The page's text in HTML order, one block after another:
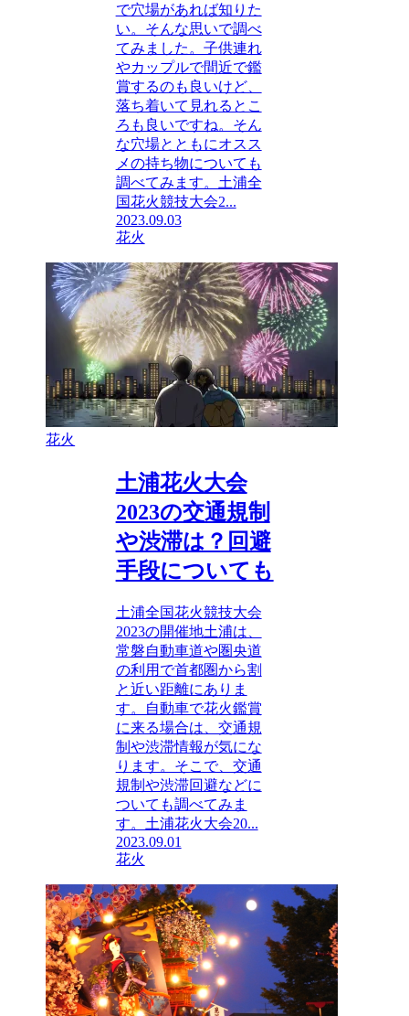
で穴場があれば知りた
い。そんな思いで調べ
てみました。子供連れ
やカップルで間近で鑑
賞するのも良いけど、
落ち着いて見れるとこ
ろも良いですね。そん
な穴場とともにオスス
メの持ち物についても
調べてみます。土浦全
国花火競技大会2...
2023.09.03
花火
花火
土浦花火大会
2023の交通規制
や渋滞は？回避
手段についても
土浦全国花火競技大会
2023の開催地土浦は、
常磐自動車道や圏央道
の利用で首都圏から割
と近い距離にありま
す。自動車で花火鑑賞
に来る場合は、交通規
制や渋滞情報が気にな
ります。そこで、交通
規制や渋滞回避などに
ついても調べてみま
す。土浦花火大会20...
2023.09.01
花火